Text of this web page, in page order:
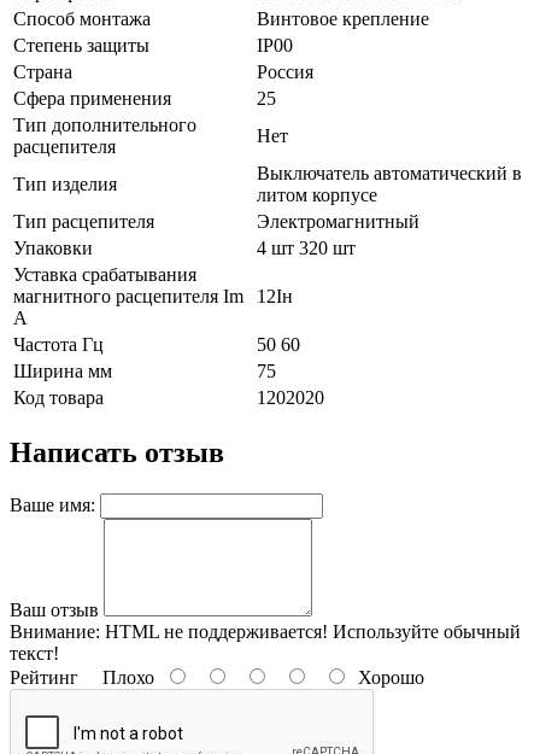
Способ монтажа
Винтовое крепление
Степень защиты
IP00
Страна
Россия
Сфера применения
25
Тип дополнительного
расцепителя
Нет
Тип изделия
Выключатель автоматический в
литом корпусе
Тип расцепителя
Электромагнитный
Упаковки
4 шт 320 шт
Уставка срабатывания
магнитного расцепителя Im
А
12Iн
Частота Гц
50 60
Ширина мм
75
Код товара
1202020
Написать отзыв
Ваше имя:
Ваш отзыв
Внимание: HTML не поддерживается! Используйте обычный
текст!
Рейтинг Плохо Хорошо